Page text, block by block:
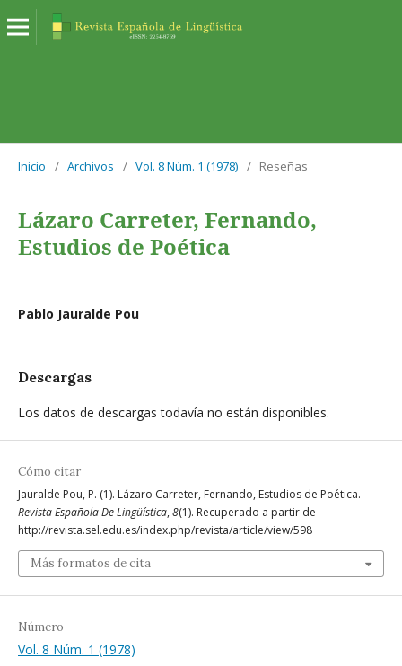
Inicio / Archivos / Vol. 8 Núm. 1 (1978) / Reseñas
Lázaro Carreter, Fernando,
Estudios de Poética
Pablo Jauralde Pou
Descargas
Los datos de descargas todavía no están disponibles.
Cómo citar
Jauralde Pou, P. (1). Lázaro Carreter, Fernando, Estudios de Poética.
Revista Española De Lingüística, 8(1). Recuperado a partir de
http://revista.sel.edu.es/index.php/revista/article/view/598
Más formatos de cita
Número
Vol. 8 Núm. 1 (1978)